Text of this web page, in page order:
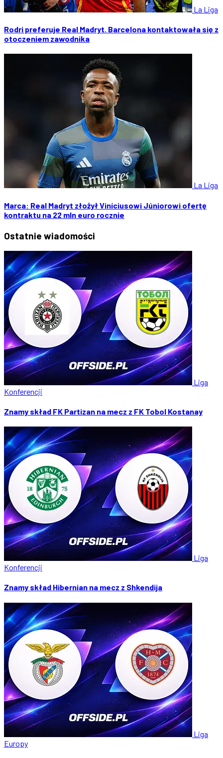
La Liga
Rodri preferuje Real Madryt. Barcelona kontaktowała się z
otoczeniem zawodnika
La Liga
Marca: Real Madryt złożył Viníciusowi Júniorowi ofertę
kontraktu na 22 mln euro rocznie
Ostatnie wiadomości
Liga
Konferencji
Znamy skład FK Partizan na mecz z FK Tobol Kostanay
Liga
Konferencji
Znamy skład Hibernian na mecz z Shkendija
Liga
Europy